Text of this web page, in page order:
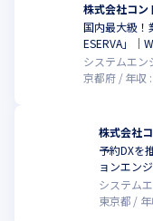
株式会社コン
国内最大級！
ESERVA」｜
システムエン
京都府
年収 :
株式会社
予約DXを
ョンエン
システム
東京都